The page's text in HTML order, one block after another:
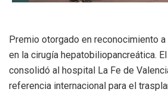
Premio otorgado en reconocimiento
en la cirugía hepatobiliopancreática.
consolidó al hospital La Fe de
referencia internacional para el